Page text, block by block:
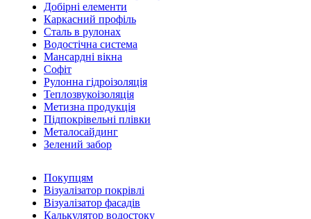
Добірні елементи
Каркасний профіль
Сталь в рулонах
Водостічна система
Мансардні вікна
Софіт
Рулонна гідроізоляція
Теплозвукоізоляція
Метизна продукція
Підпокрівельні плівки
Металосайдинг
Зелений забор
Покупцям
Візуалізатор покрівлі
Візуалізатор фасадів
Калькулятор водостоку